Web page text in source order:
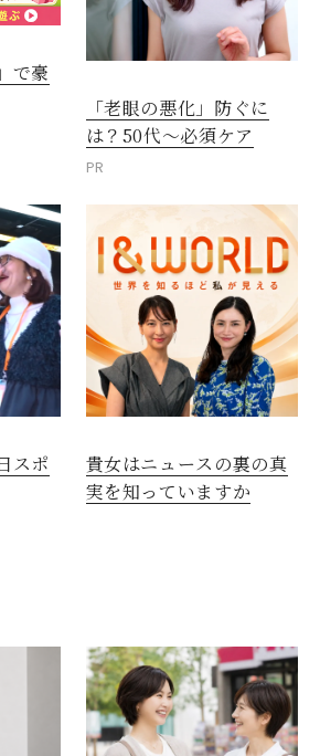
で豪
「老眼の悪化」防ぐに
は？50代～必須ケア
PR
スポ
貴女はニュースの裏の真
実を知っていますか